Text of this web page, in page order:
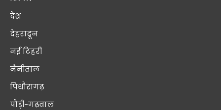
देश
देहरादून
नई टिहरी
नैनीताल
पिथौरागढ़
पौड़ी-गढ़वाल